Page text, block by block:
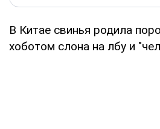
В Китае свинья родила
хоботом слона на лбу и